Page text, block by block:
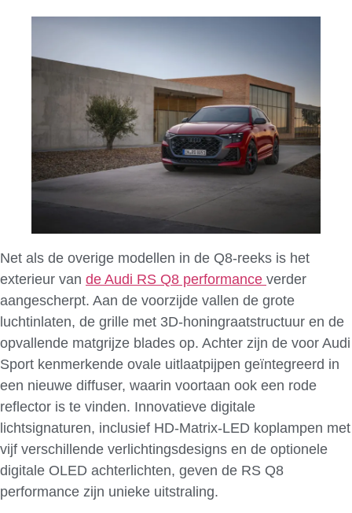
Net als de overige modellen in de Q8-reeks is het
exterieur van de Audi RS Q8 performance verder
aangescherpt. Aan de voorzijde vallen de grote
luchtinlaten, de grille met 3D-honingraatstructuur en de
opvallende matgrijze blades op. Achter zijn de voor Audi
Sport kenmerkende ovale uitlaatpijpen geïntegreerd in
een nieuwe diffuser, waarin voortaan ook een rode
reflector is te vinden. Innovatieve digitale
lichtsignaturen, inclusief HD-Matrix-LED koplampen met
vijf verschillende verlichtingsdesigns en de optionele
digitale OLED achterlichten, geven de RS Q8
performance zijn unieke uitstraling.